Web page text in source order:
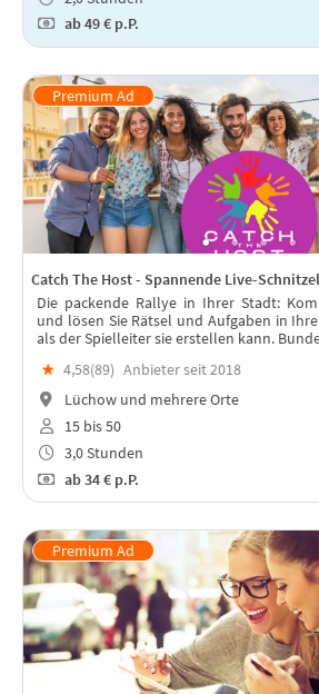
ab49 € p.P.
Catch The Host - Spannende Live-
Die packende Rallye in Ihrer Stadt:
und lösen Sie Rätsel und Aufgaben in
als der Spielleiter sie erstellen kann.
★ 4,58(89) Anbieter seit 2018
Lüchow und mehrere Orte
15 bis 50
3,0 Stunden
ab34 € p.P.